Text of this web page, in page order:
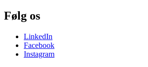
Følg os
LinkedIn
Facebook
Instagram